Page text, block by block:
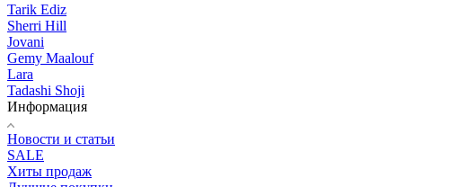
Tarik Ediz
Sherri Hill
Jovani
Gemy Maalouf
Lara
Tadashi Shoji
Информация
Новости и статьи
SALE
Хиты продаж